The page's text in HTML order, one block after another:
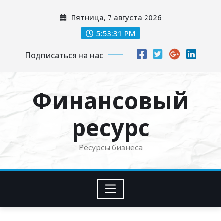
Пятница, 7 августа 2026
5:53:32 PM
Подписаться на нас
Финансовый
ресурс
Ресурсы бизнеса